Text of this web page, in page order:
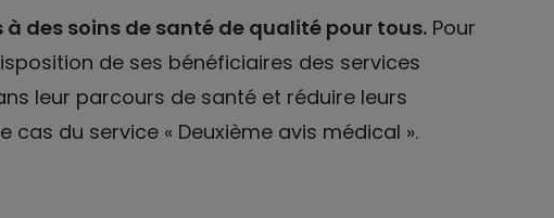
à des soins de santé de qualité pour tous.Pour
de ses bénéficiaires des services
leur parcours de santé et réduire leurs
cas du service « Deuxième avis médical ».